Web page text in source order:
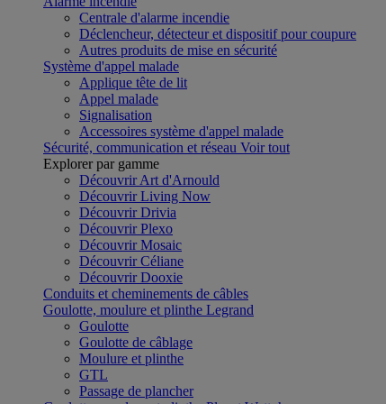
Centrale d'alarme incendie
Déclencheur, détecteur et dispositif pour coupure
Autres produits de mise en sécurité
Système d'appel malade
Applique tête de lit
Appel malade
Signalisation
Accessoires système d'appel malade
Sécurité, communication et réseau Voir tout
Explorer par gamme
Découvrir Art d'Arnould
Découvrir Living Now
Découvrir Drivia
Découvrir Plexo
Découvrir Mosaic
Découvrir Céliane
Découvrir Dooxie
Conduits et cheminements de câbles
Goulotte, moulure et plinthe Legrand
Goulotte
Goulotte de câblage
Moulure et plinthe
GTL
Passage de plancher